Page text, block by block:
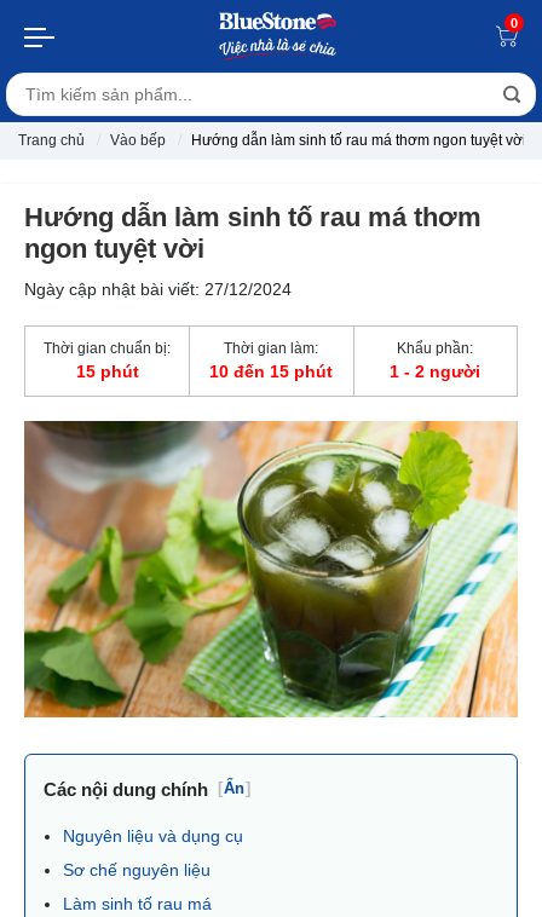
0
Trang chủ Vào bếp Hướng dẫn làm sinh tố rau má thơm ngon tuyệt vời
Hướng dẫn làm sinh tố rau má thơm
ngon tuyệt vời
Ngày cập nhật bài viết: 27/12/2024
Thời gian chuẩn bị:
15 phút
Thời gian làm:
10 đến 15 phút
Khẩu phần:
1 - 2 người
Các nội dung chính [Ẩn]
Nguyên liệu và dụng cụ
Sơ chế nguyên liệu
Làm sinh tố rau má